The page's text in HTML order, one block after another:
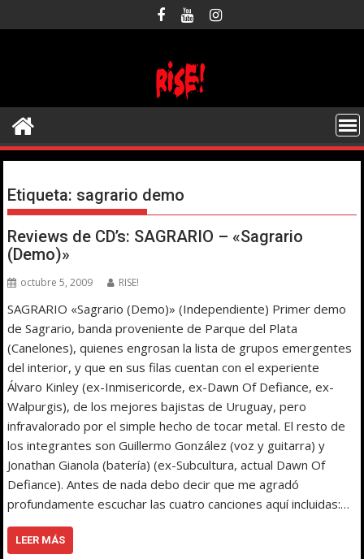
al
Etiqueta: sagrario demo
Reviews de CD’s: SAGRARIO – «Sagrario
(Demo)»
octubre 5, 2009 RISE!
SAGRARIO «Sagrario (Demo)» (Independiente) Primer demo
de Sagrario, banda proveniente de Parque del Plata
(Canelones), quienes engrosan la lista de grupos emergentes
del interior, y que en sus filas cuentan con el experiente
Álvaro Kinley (ex-Inmisericorde, ex-Dawn Of Defiance, ex-
Walpurgis), de los mejores bajistas de Uruguay, pero
infravalorado por el simple hecho de tocar metal. El resto de
los integrantes son Guillermo González (voz y guitarra) y
Jonathan Gianola (batería) (ex-Subcultura, actual Dawn Of
Defiance). Antes de nada debo decir que me agradó
profundamente escuchar las cuatro canciones aquí incluidas:…
LEER MÁS